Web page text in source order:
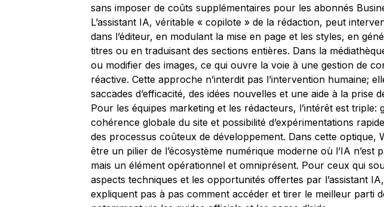
sans imposer de coûts supplémentaires pour les abonnés
L’assistant IA, véritable « copilote » de la rédaction, peut
dans l’éditeur, en modulant la mise en page et les styles, en
titres ou en traduisant des sections entières. Dans la
ou modifier des images, ce qui ouvre la voie à une gestion de
réactive. Cette approche n’interdit pas l’intervention humaine;
saccades d’efficacité, des idées nouvelles et une aide à la prise
Pour les équipes marketing et les rédacteurs, l’intérêt est triple:
cohérence globale du site et possibilité d’expérimentations
des processus coûteux de développement. Dans cette optique,
être un pilier de l’écosystème numérique moderne où l’IA n’est
mais un élément opérationnel et omniprésent. Pour ceux qui
aspects techniques et les opportunités offertes par l’assistant
expliquent pas à pas comment accéder et tirer le meilleur parti